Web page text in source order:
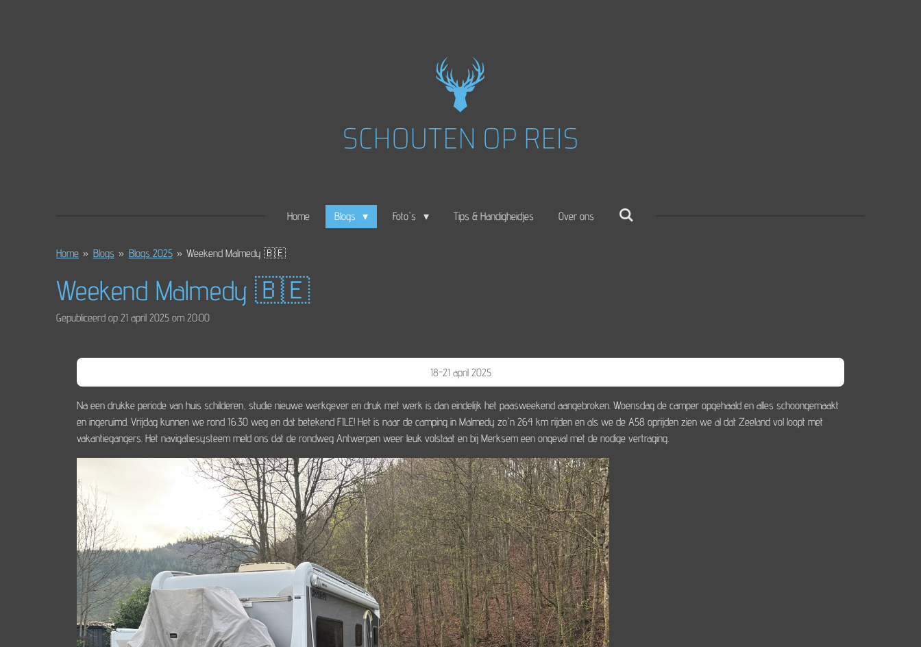
Home Blogs Foto's Tips & Handigheidjes Over ons
Home » Blogs » Blogs 2025 » Weekend Malmedy 🇧🇪
Weekend Malmedy 🇧🇪
Gepubliceerd op 21 april 2025 om 20:00
18-21 april 2025
Na een drukke periode van huis schilderen, studie nieuwe werkgever en druk met werk is dan eindelijk het paasweekend aangebroken. Woensdag de camper opgehaald en alles schoongemaakt
en ingeruimd. Vrijdag kunnen we rond 16.30 weg en dat betekend FILE! Het is naar de camping in Malmedy zo'n 264 km rijden en als we de A58 oprijden zien we al dat Zeeland vol loopt met
vakantiegangers. Het navigatiesysteem meld ons dat de rondweg Antwerpen weer leuk volstaat en bij Merksem een ongeval met de nodige vertraging.